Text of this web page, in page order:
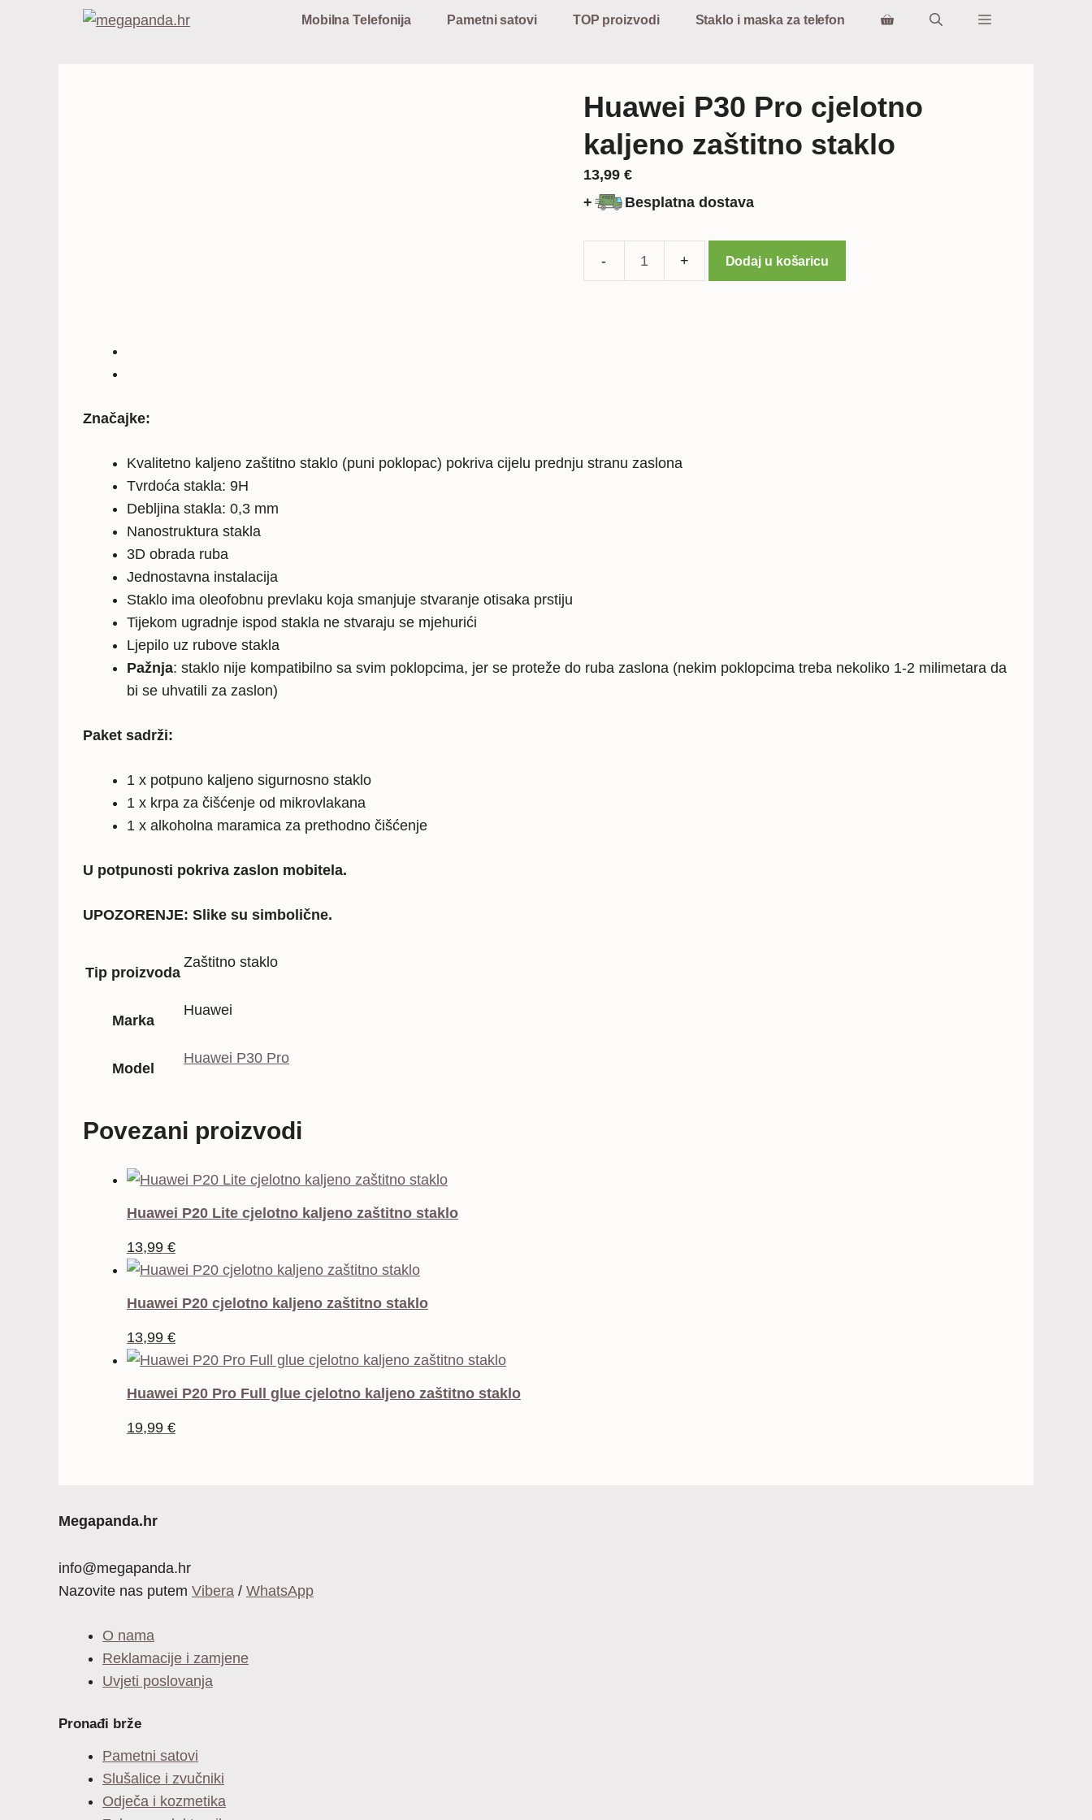
Mobilna Telefonija Pametni satovi TOP proizvodi Staklo i maska za telefon
Huawei P30 Pro cjelotno
kaljeno zaštitno staklo
13,99 €
+
Besplatna dostava
Dodaj u košaricu
Značajke:
Kvalitetno kaljeno zaštitno staklo (puni poklopac) pokriva cijelu prednju stranu zaslona
Tvrdoća stakla: 9H
Debljina stakla: 0,3 mm
Nanostruktura stakla
3D obrada ruba
Jednostavna instalacija
Staklo ima oleofobnu prevlaku koja smanjuje stvaranje otisaka prstiju
Tijekom ugradnje ispod stakla ne stvaraju se mjehurići
Ljepilo uz rubove stakla
Pažnja: staklo nije kompatibilno sa svim poklopcima, jer se proteže do ruba zaslona (nekim poklopcima treba nekoliko 1-2 milimetara da
bi se uhvatili za zaslon)
Paket sadrži:
1 x potpuno kaljeno sigurnosno staklo
1 x krpa za čišćenje od mikrovlakana
1 x alkoholna maramica za prethodno čišćenje
U potpunosti pokriva zaslon mobitela.
UPOZORENJE: Slike su simbolične.
Tip proizvoda
Zaštitno staklo
Marka
Huawei
Model
Huawei P30 Pro
Povezani proizvodi
Huawei P20 Lite cjelotno kaljeno zaštitno staklo
13,99 €
Huawei P20 cjelotno kaljeno zaštitno staklo
13,99 €
Huawei P20 Pro Full glue cjelotno kaljeno zaštitno staklo
19,99 €
Megapanda.hr
info@megapanda.hr
Nazovite nas putem Vibera / WhatsApp
O nama
Reklamacije i zamjene
Uvjeti poslovanja
Pronađi brže
Pametni satovi
Slušalice i zvučniki
Odječa i kozmetika